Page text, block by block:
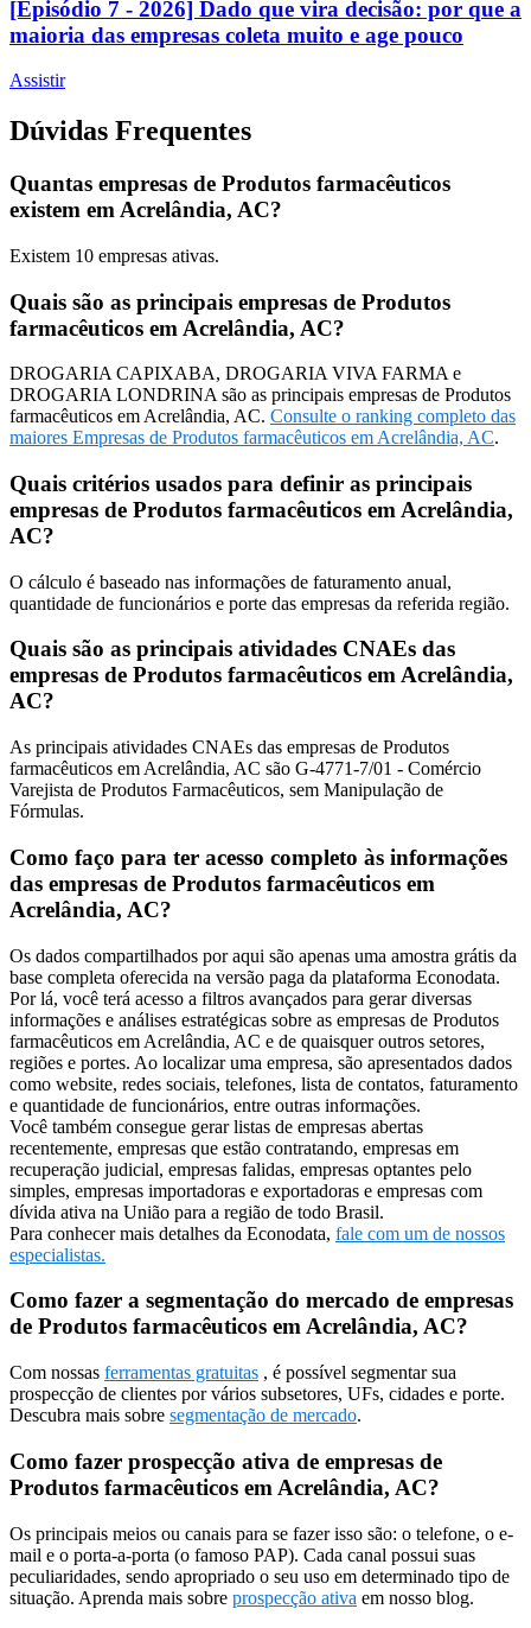
[Episódio 7 - 2026] Dado que vira decisão: por que a
maioria das empresas coleta muito e age pouco
Assistir
Dúvidas Frequentes
Quantas empresas de Produtos farmacêuticos
existem em Acrelândia, AC?
Existem 10 empresas ativas.
Quais são as principais empresas de Produtos
farmacêuticos em Acrelândia, AC?
DROGARIA CAPIXABA, DROGARIA VIVA FARMA e
DROGARIA LONDRINA são as principais empresas de Produtos
farmacêuticos em Acrelândia, AC. Consulte o ranking completo das
maiores Empresas de Produtos farmacêuticos em Acrelândia, AC.
Quais critérios usados para definir as principais
empresas de Produtos farmacêuticos em Acrelândia,
AC?
O cálculo é baseado nas informações de faturamento anual,
quantidade de funcionários e porte das empresas da referida região.
Quais são as principais atividades CNAEs das
empresas de Produtos farmacêuticos em Acrelândia,
AC?
As principais atividades CNAEs das empresas de Produtos
farmacêuticos em Acrelândia, AC são G-4771-7/01 - Comércio
Varejista de Produtos Farmacêuticos, sem Manipulação de
Fórmulas.
Como faço para ter acesso completo às informações
das empresas de Produtos farmacêuticos em
Acrelândia, AC?
Os dados compartilhados por aqui são apenas uma amostra grátis da
base completa oferecida na versão paga da plataforma Econodata.
Por lá, você terá acesso a filtros avançados para gerar diversas
informações e análises estratégicas sobre as empresas de Produtos
farmacêuticos em Acrelândia, AC e de quaisquer outros setores,
regiões e portes. Ao localizar uma empresa, são apresentados dados
como website, redes sociais, telefones, lista de contatos, faturamento
e quantidade de funcionários, entre outras informações.
Você também consegue gerar listas de empresas abertas
recentemente, empresas que estão contratando, empresas em
recuperação judicial, empresas falidas, empresas optantes pelo
simples, empresas importadoras e exportadoras e empresas com
dívida ativa na União para a região de todo Brasil.
Para conhecer mais detalhes da Econodata, fale com um de nossos
especialistas.
Como fazer a segmentação do mercado de empresas
de Produtos farmacêuticos em Acrelândia, AC?
Com nossas ferramentas gratuitas , é possível segmentar sua
prospecção de clientes por vários subsetores, UFs, cidades e porte.
Descubra mais sobre segmentação de mercado.
Como fazer prospecção ativa de empresas de
Produtos farmacêuticos em Acrelândia, AC?
Os principais meios ou canais para se fazer isso são: o telefone, o e-
mail e o porta-a-porta (o famoso PAP). Cada canal possui suas
peculiaridades, sendo apropriado o seu uso em determinado tipo de
situação. Aprenda mais sobre prospecção ativa em nosso blog.